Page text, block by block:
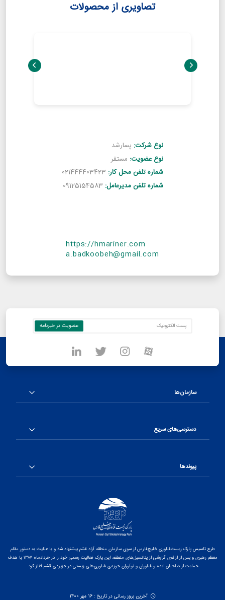
تصاویری از محصولات
نوع شرکت: پسارشد
نوع عضویت: مستقر
شماره تلفن محل کار: 021444403423
شماره تلفن مدیرعامل: 09125154583
https://hmariner.com
a.badkoobeh@gmail.com
سازمان‌ها
دسترسی‌های سریع
پیوندها
طرح تاسیس پارک زیست‌فناوری خلیج‌فارس از سوی سازمان منطقه آزاد قشم پیشنهاد شد و با عنایت به دستور مقام
معظم رهبری و پس از ارائه‌ی گزارشی از پتانسیل‌های منطقه، این پارک فعالیت رسمی خود را در خردادماه ۱۳۸۷ با هدف
حمایت از صاحبان ایده و فناوران و نوآوران حوزه‌ی فناوری‌های زیستی در جزیره‌ی قشم آغاز کرد.
آخرین بروز رسانی در تاریخ : 16 مهر 1400